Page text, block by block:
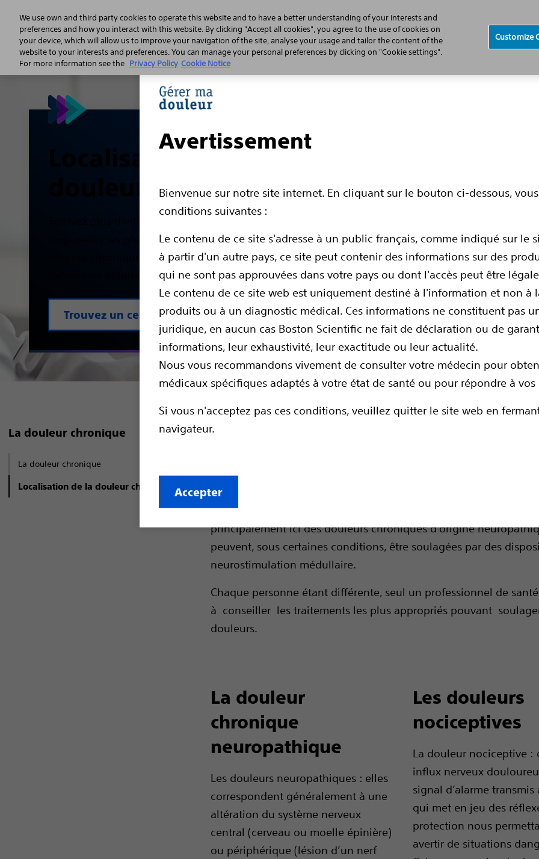
Avertissement
Bienvenue sur notre site internet. En cliquant sur le bouton ci-dessous,
conditions suivantes :
Le contenu de ce site s'adresse à un public français, comme indiqué sur le
à partir d'un autre pays, ce site peut contenir des informations sur des
qui ne sont pas approuvées dans votre pays ou dont l'accès peut être
Le contenu de ce site web est uniquement destiné à l'information et non à
produits ou à un diagnostic médical. Ces informations ne constituent pas
juridique, en aucun cas Boston Scientific ne fait de déclaration ou de
informations, leur exhaustivité, leur exactitude ou leur actualité.
Nous vous recommandons vivement de consulter votre médecin pour
médicaux spécifiques adaptés à votre état de santé ou pour répondre à
Si vous n'acceptez pas ces conditions, veuillez quitter le site web en
navigateur.
Accepter
La douleur chronique Les options de traitements
Localisation de la
douleur chronique
corporelles les plus fréquemment touchées par la
douleur chronique, comme les douleurs
pelviennes et lombaires.
Trouvez un centre anti-douleur
La douleur chronique
La douleur chronique
Localisation de la douleur chronique
Les principales parties du
douleurs chroniques
Les douleurs chroniques peuvent avoir différentes origines. Nous
principalement ici des douleurs chroniques d'origine
peuvent, sous certaines conditions, être soulagées par des
neurostimulation médullaire.
Chaque personne étant différente, seul un professionnel de
à conseiller les traitements les plus appropriés pouvant
douleurs.
La douleur
chronique
neuropathique
Les douleurs neuropathiques : elles
correspondent généralement à une
altération du système nerveux
central (cerveau ou moelle épinière)
ou périphérique (lésion d’un nerf
Les douleurs
nociceptives
La douleur nociceptive :
influx nerveux
signal d’alarme transmis
qui met en jeu des
protection nous
avertir de situations
We use own and third party cookies to operate this website and to have a better understanding of your interests and
preferences and how you interact with this website. By clicking "Accept all cookies", you agree to the use of cookies on
your device, which will allow us to improve your navigation of the site, analyse your usage and tailor the content of the
website to your interests and preferences. You can manage your personal preferences by clicking on "Cookie settings".
For more information see the Privacy Policy Cookie Notice
Customize